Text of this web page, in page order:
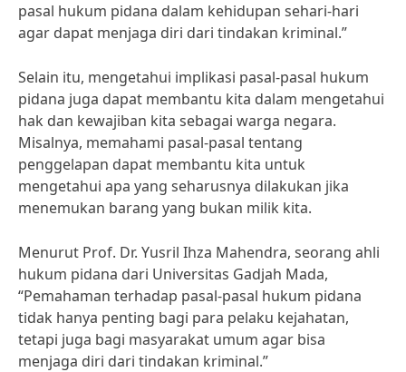
pasal hukum pidana dalam kehidupan sehari-hari
agar dapat menjaga diri dari tindakan kriminal.”
Selain itu, mengetahui implikasi pasal-pasal hukum
pidana juga dapat membantu kita dalam mengetahui
hak dan kewajiban kita sebagai warga negara.
Misalnya, memahami pasal-pasal tentang
penggelapan dapat membantu kita untuk
mengetahui apa yang seharusnya dilakukan jika
menemukan barang yang bukan milik kita.
Menurut Prof. Dr. Yusril Ihza Mahendra, seorang ahli
hukum pidana dari Universitas Gadjah Mada,
“Pemahaman terhadap pasal-pasal hukum pidana
tidak hanya penting bagi para pelaku kejahatan,
tetapi juga bagi masyarakat umum agar bisa
menjaga diri dari tindakan kriminal.”